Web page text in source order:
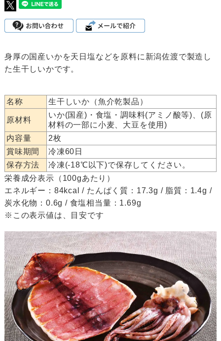
身厚の国産いかを天日塩などを原料に新潟佐渡で製造し
た生干しいかです。
名称 生干しいか（魚介乾製品）
原材料
いか(国産)・食塩・調味料(アミノ酸等)、(原
材料の一部に小麦、大豆を使用)
内容量
2枚
賞味期間
冷凍60日
保存方法
冷凍(-18℃以下)で保存してください。
栄養成分表示（100gあたり）
エネルギー：84kcal / たんぱく質：17.3g / 脂質：1.4g /
炭水化物：0.6g / 食塩相当量：1.69g
※この表示値は、目安です